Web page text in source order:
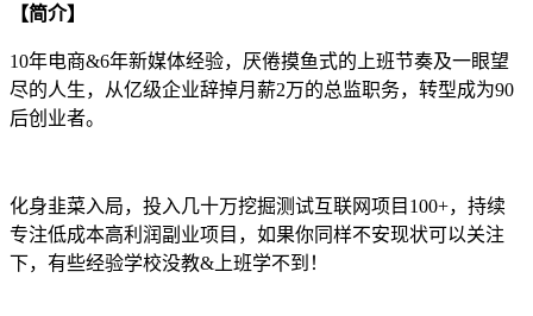
【简介】
10年电商&6年新媒体经验，厌倦摸鱼式的上班节奏及一眼望
尽的人生，从亿级企业辞掉月薪2万的总监职务，转型成为90
后创业者。
化身韭菜入局，投入几十万挖掘测试互联网项目100+，持续
专注低成本高利润副业项目，如果你同样不安现状可以关注
下，有些经验学校没教&上班学不到！